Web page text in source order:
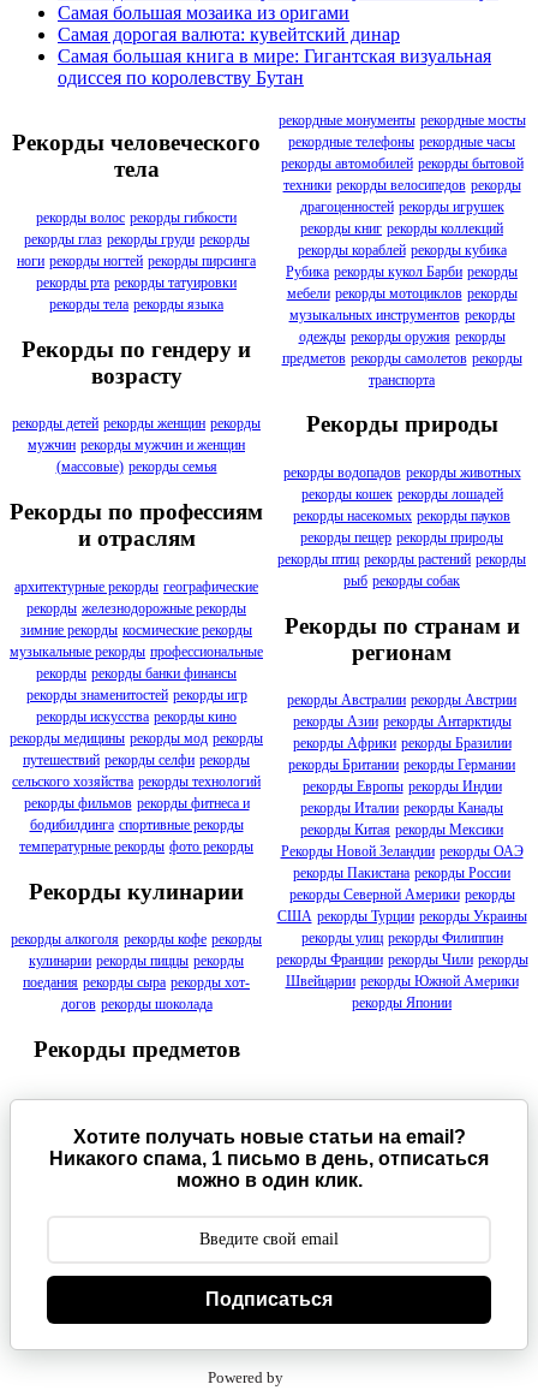
Самая большая мозаика из оригами
Самая дорогая валюта: кувейтский динар
Самая большая книга в мире: Гигантская визуальная
одиссея по королевству Бутан
Рекорды человеческого
тела
рекорды волос рекорды гибкости
рекорды глаз рекорды груди рекорды
ноги рекорды ногтей рекорды пирсинга
рекорды рта рекорды татуировки
рекорды тела рекорды языка
Рекорды по гендеру и
возрасту
рекорды детей рекорды женщин рекорды
мужчин рекорды мужчин и женщин
(массовые) рекорды семья
Рекорды по профессиям
и отраслям
архитектурные рекорды географические
рекорды железнодорожные рекорды
зимние рекорды космические рекорды
музыкальные рекорды профессиональные
рекорды рекорды банки финансы
рекорды знаменитостей рекорды игр
рекорды искусства рекорды кино
рекорды медицины рекорды мод рекорды
путешествий рекорды селфи рекорды
сельского хозяйства рекорды технологий
рекорды фильмов рекорды фитнеса и
бодибилдинга спортивные рекорды
температурные рекорды фото рекорды
Рекорды кулинарии
рекорды алкоголя рекорды кофе рекорды
кулинарии рекорды пиццы рекорды
поедания рекорды сыра рекорды хот-
догов рекорды шоколада
Рекорды предметов
рекордные монументы рекордные мосты
рекордные телефоны рекордные часы
рекорды автомобилей рекорды бытовой
техники рекорды велосипедов рекорды
драгоценностей рекорды игрушек
рекорды книг рекорды коллекций
рекорды кораблей рекорды кубика
Рубика рекорды кукол Барби рекорды
мебели рекорды мотоциклов рекорды
музыкальных инструментов рекорды
одежды рекорды оружия рекорды
предметов рекорды самолетов рекорды
транспорта
Рекорды природы
рекорды водопадов рекорды животных
рекорды кошек рекорды лошадей
рекорды насекомых рекорды пауков
рекорды пещер рекорды природы
рекорды птиц рекорды растений рекорды
рыб рекорды собак
Рекорды по странам и
регионам
рекорды Австралии рекорды Австрии
рекорды Азии рекорды Антарктиды
рекорды Африки рекорды Бразилии
рекорды Британии рекорды Германии
рекорды Европы рекорды Индии
рекорды Италии рекорды Канады
рекорды Китая рекорды Мексики
Рекорды Новой Зеландии рекорды ОАЭ
рекорды Пакистана рекорды России
рекорды Северной Америки рекорды
США рекорды Турции рекорды Украины
рекорды улиц рекорды Филиппин
рекорды Франции рекорды Чили рекорды
Швейцарии рекорды Южной Америки
рекорды Японии
Хотите получать новые статьи на email?
Никакого спама, 1 письмо в день, отписаться
можно в один клик.
Подписаться
Powered by